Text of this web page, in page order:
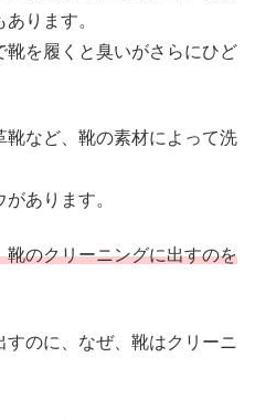
ります。
を履くと臭いがさらにひど
靴など、靴の素材によって洗
あります。
靴のクリーニングに出すのを
のに、なぜ、靴はクリーニ